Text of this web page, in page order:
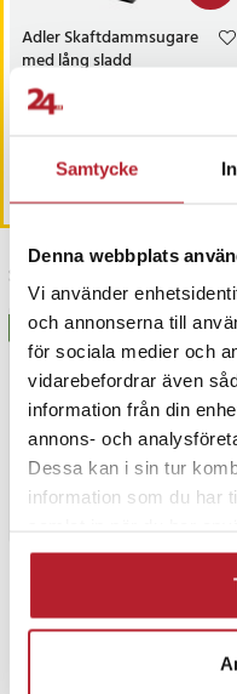
Samtycke
Denna webbplats
Vi använder
och annonserna till
för sociala medier och
vidarebefordrar även
information från din
annons- och
Dessa kan i sin tur
information som du har
Artikelnummer:128017
Adler Skaftdammsugare
med lång sladd
Nuvarande pris
399 kr
Köp
Senast besökta
BÄSTSÄLJARE